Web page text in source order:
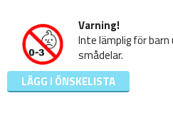
Varning!
Inte lämplig för barn
smådelar.
LÄGG I ÖNSKELISTA